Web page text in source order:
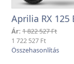
Aprilia RX 125
Ár: 1 822 527 Ft
1 722 527 Ft